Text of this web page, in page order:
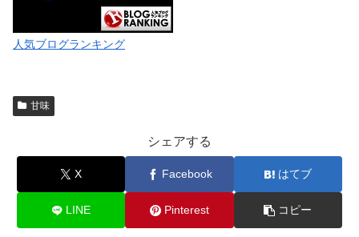
人気ブログランキング
甘味
シェアする
X Facebook はてブ
LINE Pinterest コピー